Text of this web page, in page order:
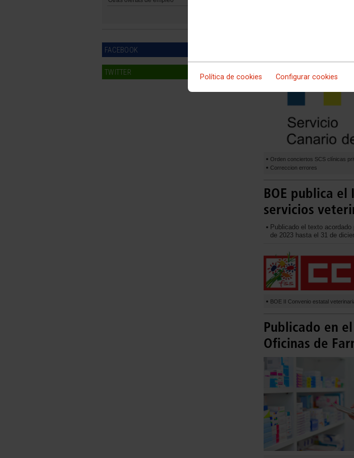
Política de cookies Configurar cookies
FACEBOOK
TWITTER
BOC
Orden conciertos SCS clínicas
Correccion errores
BOE publica
servicios
Publicado el texto
de 2023 hasta el 31 de
BOE II Convenio estatal
Publicado en
Oficinas de